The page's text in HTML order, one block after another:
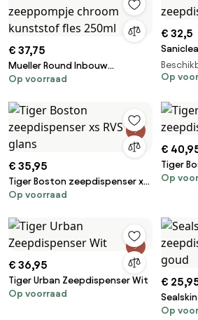
€ 37,75
Mueller Round Inbouw
zeeppompje chroom kunststof
Op voorraad
€ 32,5
chroom
Op
€ 35,95
Tiger Boston zeepdispenser xs
RVS glans
Op voorraad
€
Tiger
klein RVS
Op
€ 36,95
Tiger Urban Zeepdispenser Wit
Op voorraad
€
Op